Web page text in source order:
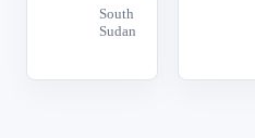
South
Sudan